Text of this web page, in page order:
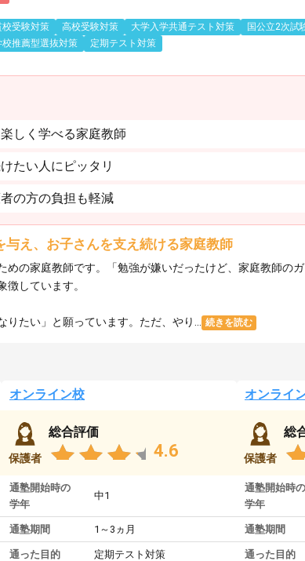
校受験対策 高校受験対策 大学入学共通テスト対策
国公立2次試
推薦型選抜対策 定期テスト対策
しく学べる家庭教師
たい人にピッタリ
の方の負担も軽減
え、お子さんを支え続ける家庭教師
の家庭教師です。「勉強が嫌いだったけど、家庭教師の
しています。
たい」と願っています。ただ、やり... 続きを読む
オンライン校
保護者
総合評価
4.6
通塾開始時の
学年
中1
通塾期間 1～3ヵ月
通った目的 定期テスト対策
オンライ
保護者
総
通塾開始時の
学年
通塾期間
通った目的